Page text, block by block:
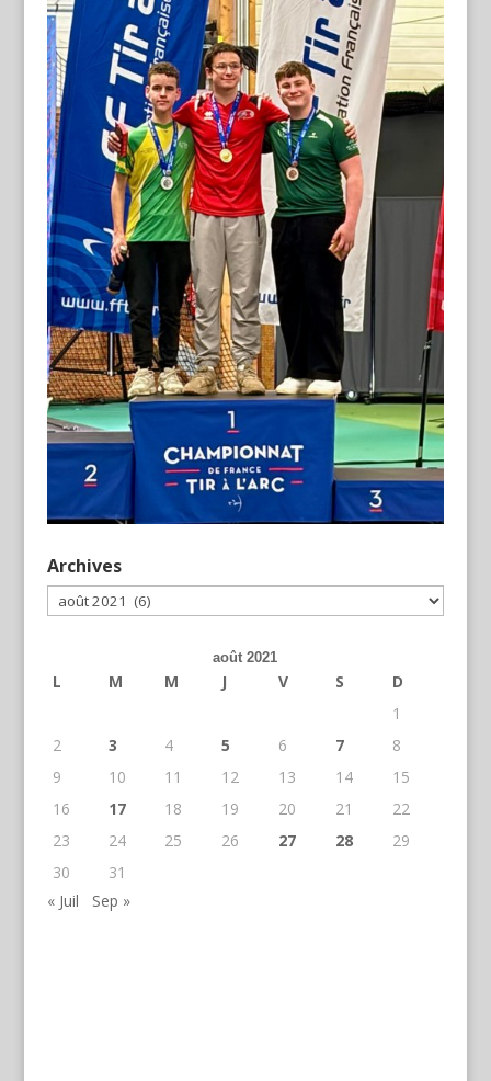
Archives
Archives
août 2021
L M M J V S
D
1
2
3 4 5 6 7
8
9
10 11 12 13 14
15
16
17 18 19 20 21
22
23
24 25 26 27 28
29
30
31
« Juil
Sep »